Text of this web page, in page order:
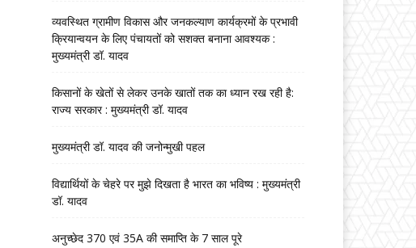
व्यवस्थित ग्रामीण विकास और जनकल्याण कार्यक्रमों के प्रभावी
क्रियान्वयन के लिए पंचायतों को सशक्त बनाना आवश्यक :
मुख्यमंत्री डॉ. यादव
किसानों के खेतों से लेकर उनके खातों तक का ध्यान रख रही है:
राज्य सरकार : मुख्यमंत्री डॉ. यादव
मुख्यमंत्री डॉ. यादव की जनोन्मुखी पहल
विद्यार्थियों के चेहरे पर मुझे दिखता है भारत का भविष्य : मुख्यमंत्री
डॉ. यादव
अनुच्छेद 370 एवं 35A की समाप्ति के 7 साल पूरे